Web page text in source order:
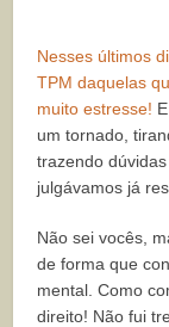
Nesses últimos
TPM daquelas
muito estresse!
um tornado,
trazendo
julgávamos já
Não sei vocês,
de forma que
mental. Como
direito! Não fui